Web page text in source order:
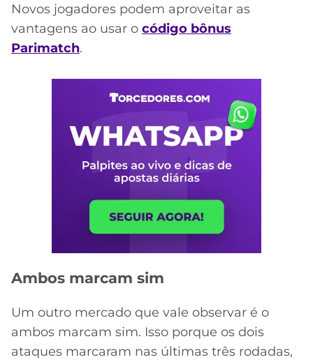
Novos jogadores podem aproveitar as
vantagens ao usar o código bônus
Parimatch.
Ambos marcam sim
Um outro mercado que vale observar é o
ambos marcam sim. Isso porque os dois
ataques marcaram nas últimas três rodadas,